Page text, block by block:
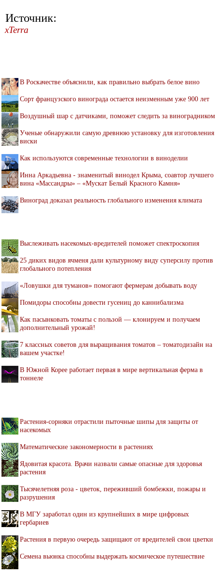
Источник:
xTerra
В Роскачестве объяснили, как правильно выбрать белое вино
Сорт французского винограда остается неизменным уже 900 лет
Воздушный шар с датчиками, поможет следить за виноградником
Ученые обнаружили самую древнюю установку для изготовления
виски
Как используются современные технологии в виноделии
Инна Аркадьевна - знаменитый винодел Крыма, соавтор лучшего
вина «Массандры» – «Мускат Белый Красного Камня»
Виноград доказал реальность глобального изменения климата
Выслеживать насекомых-вредителей поможет спектроскопия
25 диких видов ячменя дали культурному виду суперсилу против
глобального потепления
«Ловушки для туманов» помогают фермерам добывать воду
Помидоры способны довести гусениц до каннибализма
Как пасынковать томаты с пользой — клонируем и получаем
дополнительный урожай!
7 классных советов для выращивания томатов – томатодизайн на
вашем участке!
В Южной Корее работает первая в мире вертикальная ферма в
тоннеле
Растения-сорняки отрастили пыточные шипы для защиты от
насекомых
Математические закономерности в растениях
Ядовитая красота. Врачи назвали самые опасные для здоровья
растения
Тысячелетняя роза - цветок, переживший бомбежки, пожары и
разрушения
В МГУ заработал один из крупнейших в мире цифровых
гербариев
Растения в первую очередь защищают от вредителей свои цветки
Семена вьюнка способны выдержать космическое путешествие